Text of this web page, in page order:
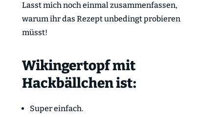
Lasst mich noch einmal zusammenfassen,
warum ihr das Rezept unbedingt probieren
müsst!
Wikingertopf mit
Hackbällchen ist:
Super einfach.